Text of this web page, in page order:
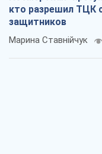
кто разрешил ТЦК
защитников
Марина Ставнійчук